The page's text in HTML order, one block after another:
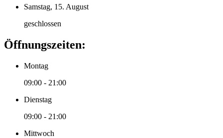
Samstag, 15. August
geschlossen
Öffnungszeiten:
Montag
09:00 - 21:00
Dienstag
09:00 - 21:00
Mittwoch